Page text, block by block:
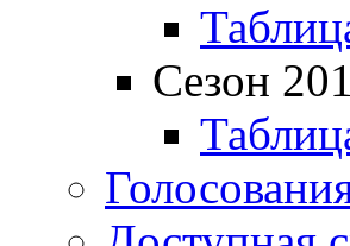
Сезон